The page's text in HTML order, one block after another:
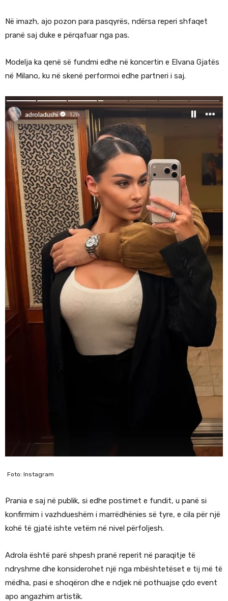
Në imazh, ajo pozon para pasqyrës, ndërsa reperi shfaqet
pranë saj duke e përqafuar nga pas.
Modelja ka qenë së fundmi edhe në koncertin e Elvana Gjatës
në Milano, ku në skenë performoi edhe partneri i saj.
Foto: Instagram
Prania e saj në publik, si edhe postimet e fundit, u panë si
konfirmim i vazhdueshëm i marrëdhënies së tyre, e cila për një
kohë të gjatë ishte vetëm në nivel përfoljesh.
Adrola është parë shpesh pranë reperit në paraqitje të
ndryshme dhe konsiderohet një nga mbështetëset e tij më të
mëdha, pasi e shoqëron dhe e ndjek në pothuajse çdo event
apo angazhim artistik.